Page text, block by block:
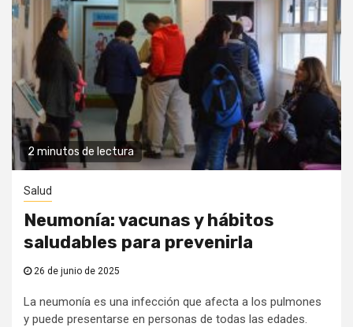
2 minutos de lectura
Salud
Neumonía: vacunas y hábitos
saludables para prevenirla
26 de junio de 2025
La neumonía es una infección que afecta a los pulmones
y puede presentarse en personas de todas las edades.